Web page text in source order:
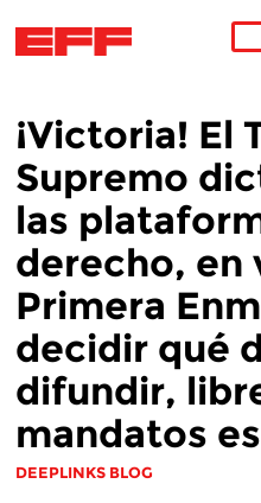
¡Victoria! El
Supremo
las
derecho, en
Primera
decidir qué
difundir,
mandatos
DEEPLINKS BLOG